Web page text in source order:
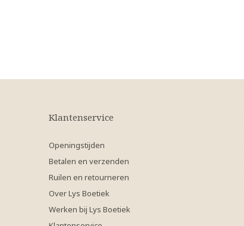
Klantenservice
Openingstijden
Betalen en verzenden
Ruilen en retourneren
Over Lys Boetiek
Werken bij Lys Boetiek